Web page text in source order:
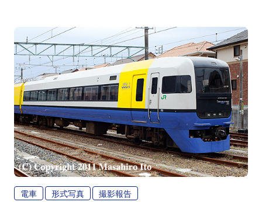
電車 形式写真 撮影報告